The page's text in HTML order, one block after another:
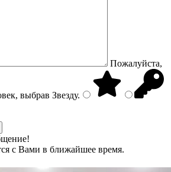
Пожалуйста,
выбрав Звезду.
с Вами в ближайшее время.